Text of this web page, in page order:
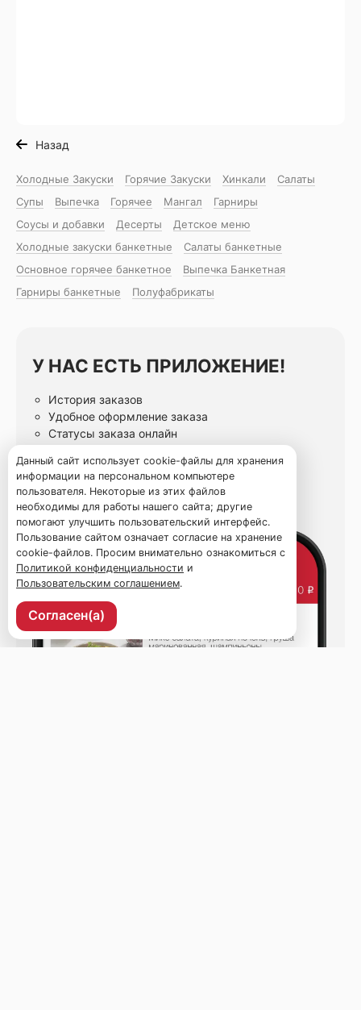
Назад
Холодные Закуски Горячие Закуски Хинкали
Салаты
Супы
Выпечка Горячее Мангал
Гарниры
Соусы и добавки
Десерты
Детское меню
Холодные закуски банкетные
Салаты банкетные
Основное горячее банкетное
Выпечка Банкетная
Гарниры банкетные
Полуфабрикаты
У НАС ЕСТЬ ПРИЛОЖЕНИЕ!
История заказов
Удобное оформление заказа
Статусы заказа онлайн
Данный сайт использует cookie-файлы для хранения
информации на персональном компьютере
пользователя. Некоторые из этих файлов
необходимы для работы нашего сайта; другие
помогают улучшить пользовательский интерфейс.
Пользование сайтом означает согласие на хранение
cookie-файлов. Просим внимательно ознакомиться с
Политикой конфиденциальности и
Пользовательским соглашением.
Согласен(а)